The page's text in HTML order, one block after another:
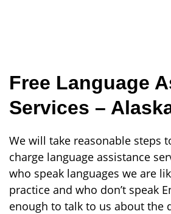
Free Language
Services –
We will take reasonable steps
charge language assistance
who speak languages we are
practice and who don’t speak
enough to talk to us about the